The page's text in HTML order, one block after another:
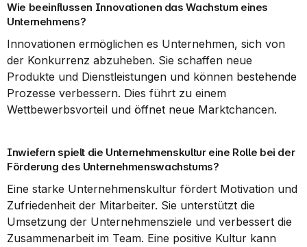
Wie beeinflussen Innovationen das Wachstum eines
Unternehmens?
Innovationen ermöglichen es Unternehmen, sich von
der Konkurrenz abzuheben. Sie schaffen neue
Produkte und Dienstleistungen und können bestehende
Prozesse verbessern. Dies führt zu einem
Wettbewerbsvorteil und öffnet neue Marktchancen.
Inwiefern spielt die Unternehmenskultur eine Rolle bei der
Förderung des Unternehmenswachstums?
Eine starke Unternehmenskultur fördert Motivation und
Zufriedenheit der Mitarbeiter. Sie unterstützt die
Umsetzung der Unternehmensziele und verbessert die
Zusammenarbeit im Team. Eine positive Kultur kann